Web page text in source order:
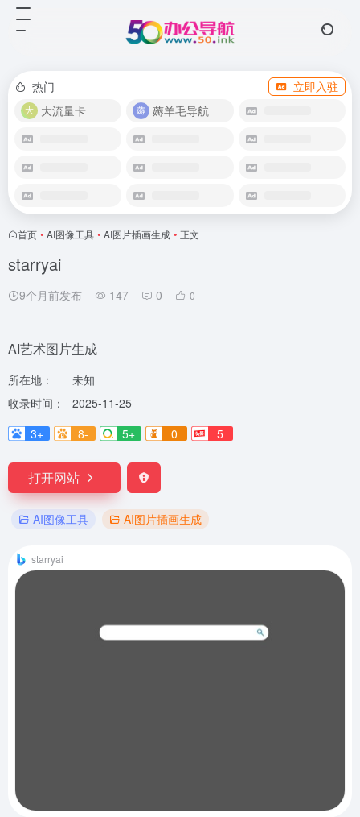
热门
立即入驻
大流量卡
薅羊毛导航
首页 • AI图像工具 • AI图片插画生成 • 正文
starryai
9个月前发布 147 0 0
AI艺术图片生成
所在地：
未知
收录时间：
2025-11-25
3+
8- 5+ 0 5
打开网站
AI图像工具 AI图片插画生成
starryai